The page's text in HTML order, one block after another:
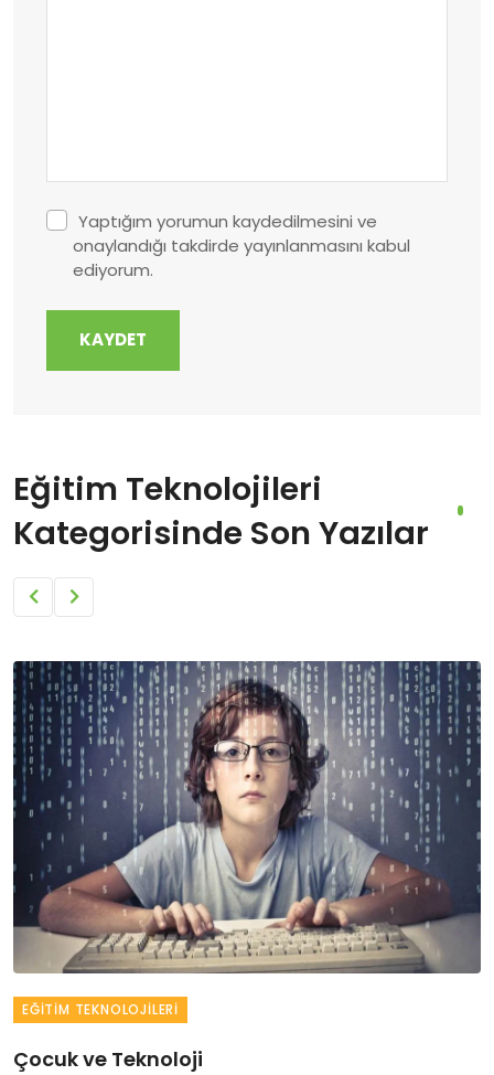
Yaptığım yorumun kaydedilmesini ve
onaylandığı takdirde yayınlanmasını kabul
ediyorum.
KAYDET
Eğitim Teknolojileri
Kategorisinde Son Yazılar
EĞITIM TEKNOLOJILERI
Çocuk ve Teknoloji